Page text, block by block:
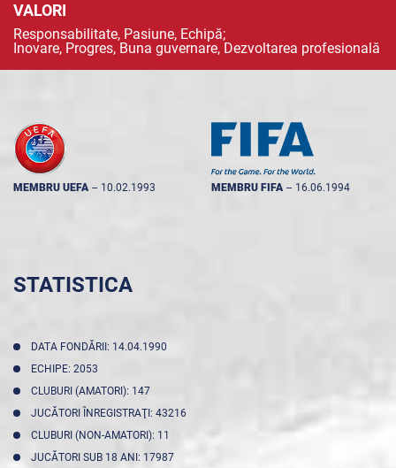
VALORI
Responsabilitate, Pasiune, Echipă;
Inovare, Progres, Buna guvernare, Dezvoltarea profesională
MEMBRU UEFA -- 10.02.1993 MEMBRU FIFA -- 16.06.1994
STATISTICA
DATA FONDĂRII: 14.04.1990
ECHIPE: 2053
CLUBURI (AMATORI): 147
JUCĂTORI ÎNREGISTRAŢI: 43216
CLUBURI (NON-AMATORI): 11
JUCĂTORI SUB 18 ANI: 17987